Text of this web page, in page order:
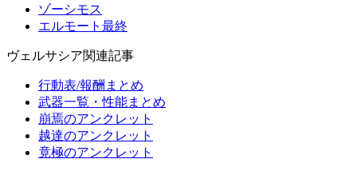
ゾーシモス
エルモート最終
ヴェルサシア関連記事
行動表/報酬まとめ
武器一覧・性能まとめ
崩焉のアンクレット
越達のアンクレット
竟極のアンクレット